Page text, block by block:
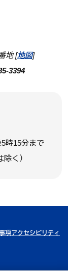
地 [地図]
3394
時15分まで
く）
項アクセシビリティ